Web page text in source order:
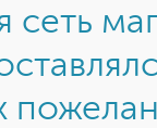
сеть